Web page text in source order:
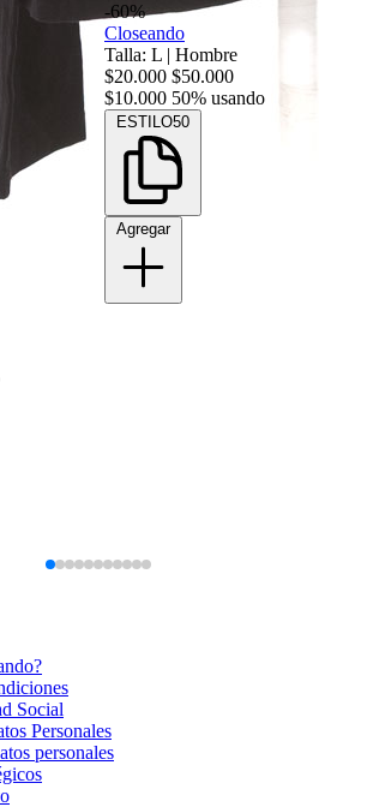
-60%
Closeando
Talla: L | Hombre
$20.000 $50.000
$10.000 50% usando
ESTILO50
Agregar
Social
Personales
personales